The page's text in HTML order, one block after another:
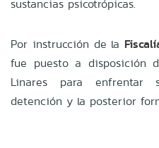
sustancias psicotrópicas.
Por instrucción de la
fue puesto a disposición
Linares para enfrentar
detención y la posterior